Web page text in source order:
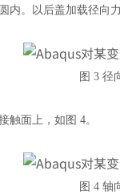
内。以后盖加载径向
图 3 径
触面上，如图 4。
图 4 轴